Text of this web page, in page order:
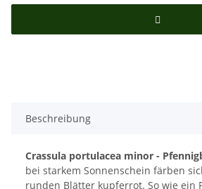
Beschreibung
Crassula portulacea minor -
bei starkem Sonnenschein färben
runden Blätter kupferrot. So wie ein